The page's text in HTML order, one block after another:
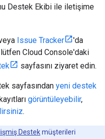
Destek Ekibi ile iletişime
Issue Tracker
'da
lütfen Cloud Console'daki
sayfasını ziyaret edin.
sayfasından yeni destek
görüntüleyebilir,
.
Destekmüşterileri